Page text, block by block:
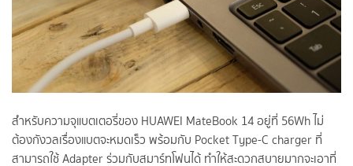
สำหรับความจุแบตเตอรี่ของ HUAWEI MateBook 14 อยู่ที่ 56Wh ไม่
ต้องกังวลเรื่องแบตจะหมดเร็ว พร้อมกับ Pocket Type-C charger ที่
สามารถใช้ Adapterร่วมกับสมาร์ทโฟนได้ ทำให้สะดวกสบายมากจะเอาที่